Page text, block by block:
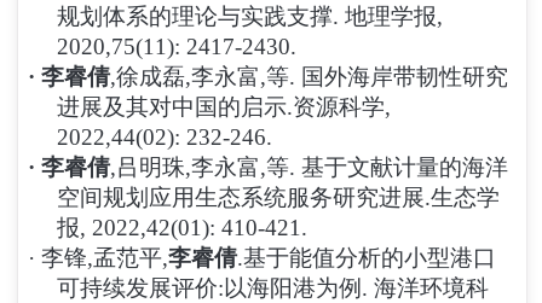
规划体系的理论与实践支撑. 地理学报,
2020,75(11): 2417-2430.
·李睿倩,徐成磊,李永富,等. 国外海岸带韧性研究
进展及其对中国的启示.资源科学,
2022,44(02): 232-246.
·李睿倩,吕明珠,李永富,等. 基于文献计量的海洋
空间规划应用生态系统服务研究进展.生态学
报, 2022,42(01): 410-421.
·李锋,孟范平,李睿倩.基于能值分析的小型港口
可持续发展评价:以海阳港为例. 海洋环境科